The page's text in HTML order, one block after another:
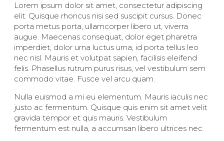
Lorem ipsum dolor sit amet, consectetur adipiscing
elit. Quisque rhoncus nisi sed suscipit cursus. Donec
porta metus porta, ullamcorper libero ut, viverra
augue. Maecenas consequat, dolor eget pharetra
imperdiet, dolor urna luctus urna, id porta tellus leo
nec nisl. Mauris et volutpat sapien, facilisis eleifend
felis. Phasellus rutrum purus risus, vel vestibulum sem
commodo vitae. Fusce vel arcu quam.
Nulla euismod a mi eu elementum. Mauris iaculis nec
justo ac fermentum. Quisque quis enim sit amet velit
gravida tempor et quis mauris. Vestibulum
fermentum est nulla, a accumsan libero ultrices nec.